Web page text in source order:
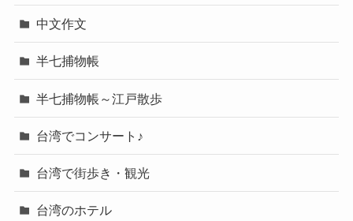
中文作文
半七捕物帳
半七捕物帳～江戸散歩
台湾でコンサート♪
台湾で街歩き・観光
台湾のホテル